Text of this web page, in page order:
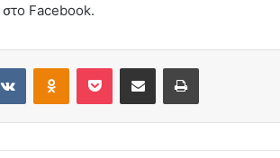
Facebook.
VKontakteOdnoklassniki
Pocket Share via Email Print